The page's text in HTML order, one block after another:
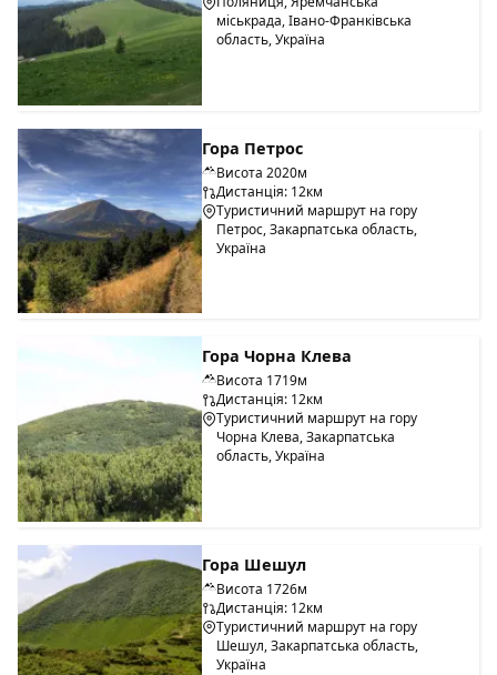
міськрада, Івано-Франківська
область, Україна
Гора Петрос
Висота 2020м
Дистанція: 12км
Туристичний маршрут на гору
Петрос, Закарпатська область,
Україна
Гора Чорна Клева
Висота 1719м
Дистанція: 12км
Туристичний маршрут на гору
Чорна Клева, Закарпатська
область, Україна
Гора Шешул
Висота 1726м
Дистанція: 12км
Туристичний маршрут на гору
Шешул, Закарпатська область,
Україна